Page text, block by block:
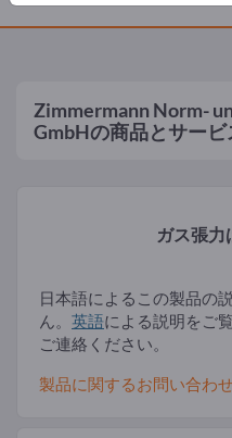
Zimmermann Norm-
GmbHの商品とサービ
ガス張力
日本語によるこの製品の
ん。 英語による説明をご
ご連絡ください。
製品に関するお問い合わ